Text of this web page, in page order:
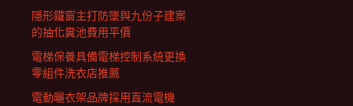
隱形鐵窗主打防墜與九份子建案
的抽化糞池費用平價
電梯保養具備電梯控制系統更換
零組件洗衣店推薦
電動曬衣架品牌採用直流電機